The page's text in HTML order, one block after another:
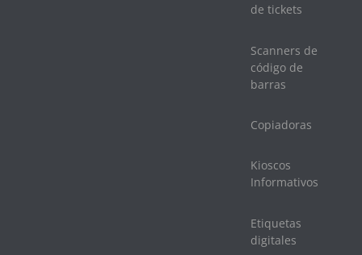
de tickets
Scanners de
código de
barras
Copiadoras
Kioscos
Informativos
Etiquetas
digitales